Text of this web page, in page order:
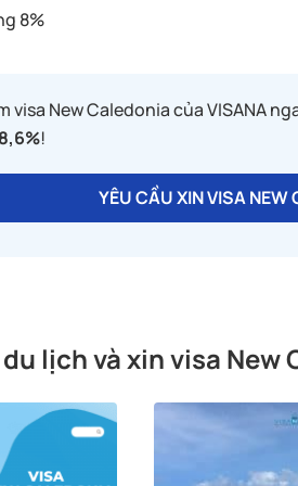
do:
8%
visa New Caledonia của VISANA
!
YÊU CẦU XIN VISA NEW
lịch và xin visa New